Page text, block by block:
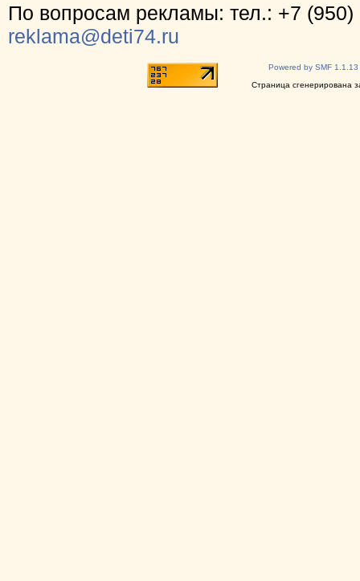
По вопросам рекламы: тел.: +7 (950)
reklama@deti74.ru
Powered by SMF 1.1.13
Страница сгенерирована